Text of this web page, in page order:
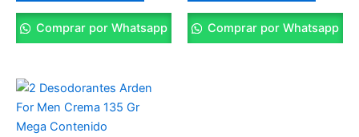
Comprar por Whatsapp Comprar por Whatsapp